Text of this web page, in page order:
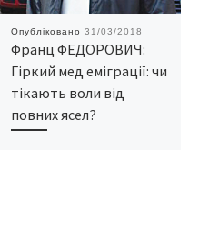
Опубліковано 31/03/2018
Франц ФЕДОРОВИЧ:
Гіркий мед еміграції: чи
тікають воли від
повних ясел?